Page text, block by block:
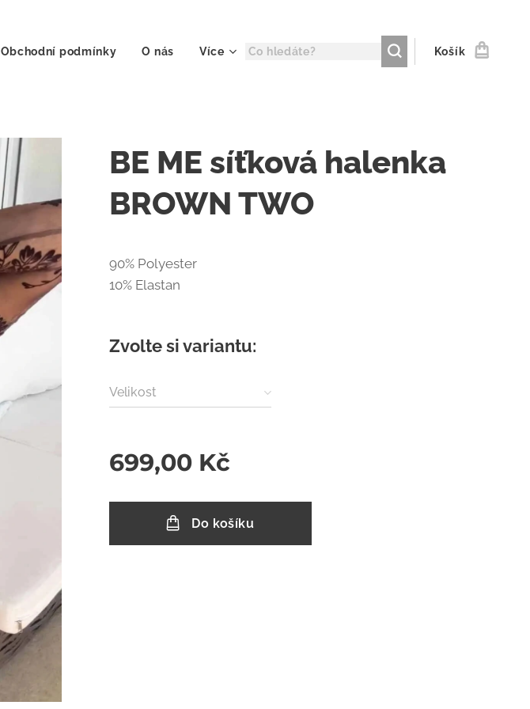
Obchodní podmínky O nás Více Košík
BE ME síťková halenka
BROWN TWO
90% Polyester
10% Elastan
Zvolte si variantu:
Velikost
699,00 Kč
Do košíku